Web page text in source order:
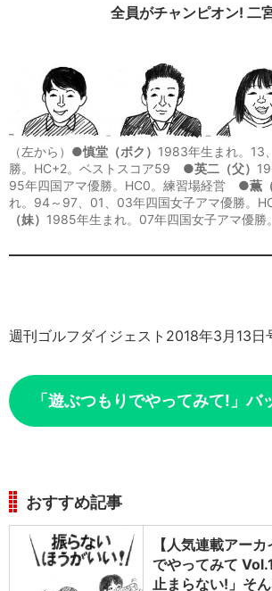
全員がチャンピオン! 二
（左から）●慎堂（ボク） 1983年生まれ。13
勝。HC+2。ベストスコア59 ●英二（父）
95年四国アマ優勝。HC0。練習場経営 ●薫
れ。94～97、01、03年四国女子アマ優勝。
（妹） 1985年生まれ。07年四国女子アマ優勝
週刊ゴルフダイジェスト2018年3月13日
「遊ぶつもりでやってみて!」バ
おすすめ記事
【人気連載アー
でやってみて
止まらない!」そ